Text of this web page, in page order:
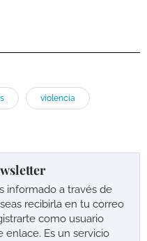
violencia
informado a través de
recibirla en tu correo
como usuario
Es un servicio